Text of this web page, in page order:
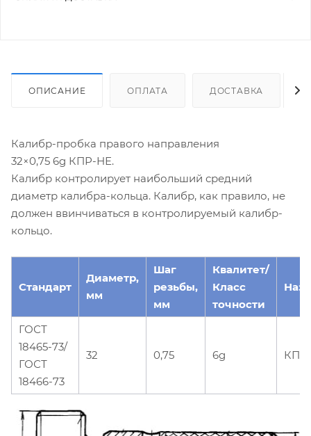
ОПИСАНИЕ ОПЛАТА ДОСТАВКА
Калибр-пробка правого направления
32×0,75 6g КПР-НЕ.
Калибр контролирует наибольший средний
диаметр калибра-кольца. Калибр, как правило, не
должен ввинчиваться в контролируемый калибр-
кольцо.
Стандарт
Диаметр,
мм
Шаг
резьбы,
мм
Квалитет/
Класс
точности
ГОСТ
18465-73/
ГОСТ
18466-73
32 0,75 6g